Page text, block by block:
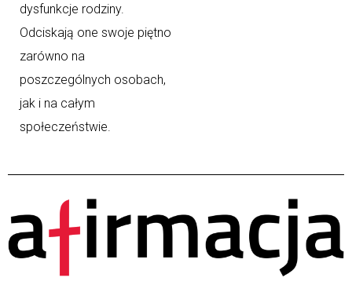
dysfunkcje rodziny.
Odciskają one swoje piętno
zarówno na
poszczególnych osobach,
jak i na całym
społeczeństwie.